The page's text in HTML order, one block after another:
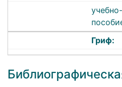
Гриф: